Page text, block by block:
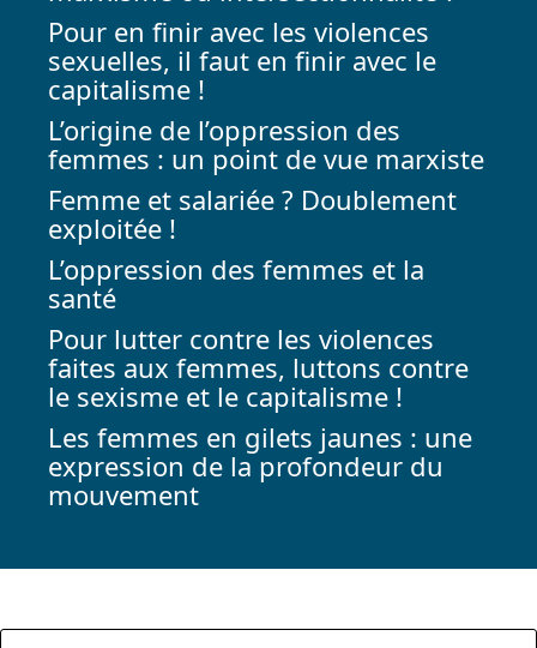
Pour en finir avec les violences
sexuelles, il faut en finir avec le
capitalisme !
L’origine de l’oppression des
femmes : un point de vue marxiste
Femme et salariée ? Doublement
exploitée !
L’oppression des femmes et la
santé
Pour lutter contre les violences
faites aux femmes, luttons contre
le sexisme et le capitalisme !
Les femmes en gilets jaunes : une
expression de la profondeur du
mouvement